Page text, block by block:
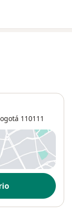
110111
una nueva